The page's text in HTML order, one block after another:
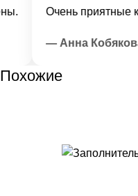
Очень приятные
— Анна Кобякова
Похожие